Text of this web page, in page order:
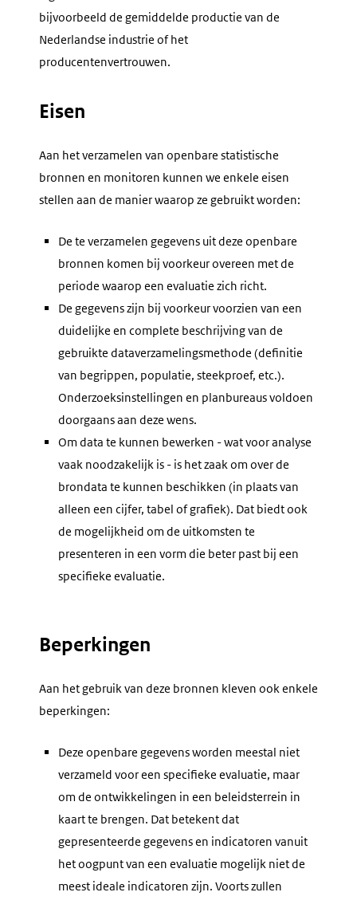
bijvoorbeeld de gemiddelde productie van de
Nederlandse industrie of het
producentenvertrouwen.
Eisen
Aan het verzamelen van openbare statistische
bronnen en monitoren kunnen we enkele eisen
stellen aan de manier waarop ze gebruikt worden:
De te verzamelen gegevens uit deze openbare
bronnen komen bij voorkeur overeen met de
periode waarop een evaluatie zich richt.
De gegevens zijn bij voorkeur voorzien van een
duidelijke en complete beschrijving van de
gebruikte dataverzamelingsmethode (definitie
van begrippen, populatie, steekproef, etc.).
Onderzoeksinstellingen en planbureaus voldoen
doorgaans aan deze wens.
Om data te kunnen bewerken - wat voor analyse
vaak noodzakelijk is - is het zaak om over de
brondata te kunnen beschikken (in plaats van
alleen een cijfer, tabel of grafiek). Dat biedt ook
de mogelijkheid om de uitkomsten te
presenteren in een vorm die beter past bij een
specifieke evaluatie.
Beperkingen
Aan het gebruik van deze bronnen kleven ook enkele
beperkingen:
Deze openbare gegevens worden meestal niet
verzameld voor een specifieke evaluatie, maar
om de ontwikkelingen in een beleidsterrein in
kaart te brengen. Dat betekent dat
gepresenteerde gegevens en indicatoren vanuit
het oogpunt van een evaluatie mogelijk niet de
meest ideale indicatoren zijn. Voorts zullen